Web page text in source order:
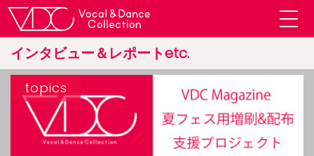
インタビュー＆レポートetc.
topics